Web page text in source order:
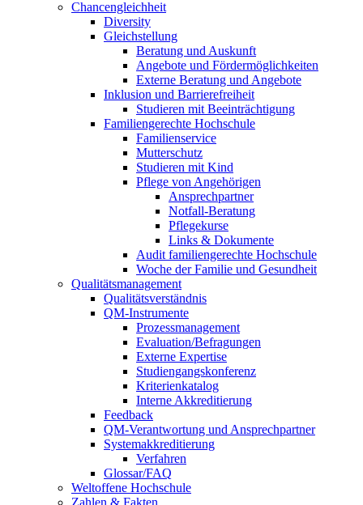
Chancengleichheit
Diversity
Gleichstellung
Beratung und Auskunft
Angebote und Fördermöglichkeiten
Externe Beratung und Angebote
Inklusion und Barrierefreiheit
Studieren mit Beeinträchtigung
Familiengerechte Hochschule
Familienservice
Mutterschutz
Studieren mit Kind
Pflege von Angehörigen
Ansprechpartner
Notfall-Beratung
Pflegekurse
Links & Dokumente
Audit familiengerechte Hochschule
Woche der Familie und Gesundheit
Qualitätsmanagement
Qualitätsverständnis
QM-Instrumente
Prozessmanagement
Evaluation/Befragungen
Externe Expertise
Studiengangskonferenz
Kriterienkatalog
Interne Akkreditierung
Feedback
QM-Verantwortung und Ansprechpartner
Systemakkreditierung
Verfahren
Glossar/FAQ
Weltoffene Hochschule
Zahlen & Fakten